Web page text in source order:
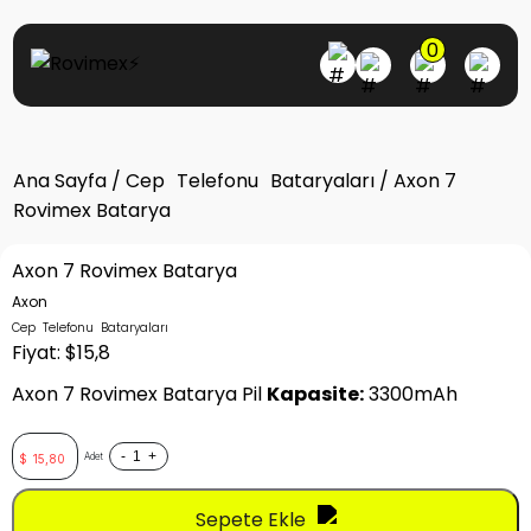
0
Ana Sayfa / Cep Telefonu Bataryaları / Axon 7
Rovimex Batarya
Axon 7 Rovimex Batarya
Axon
Cep Telefonu Bataryaları
Fiyat: $15,8
Axon 7 Rovimex Batarya Pil Kapasite:3300mAh
$ 15,80 Adet - +
Sepete Ekle